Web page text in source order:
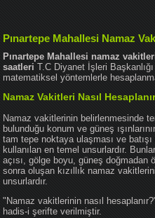
Pınartepe Mahallesi Namaz
Pınartepe Mahallesi namaz
saatleri T.C Diyanet İşleri
matematiksel yöntemlerle
Namaz Vakitleri Nasıl
Namaz vakitlerinin belirlenmesinde
bulunduğu konum ve güneş
tam tepe noktaya ulaşması ve
kullanılan en temel unsurlardır.
açısı, gölge boyu, güneş
sonra oluşan kızıllık namaz
unsurlardır.
"Namaz vakitlerinin nasıl
hadis-i şerifte verilmiştir.